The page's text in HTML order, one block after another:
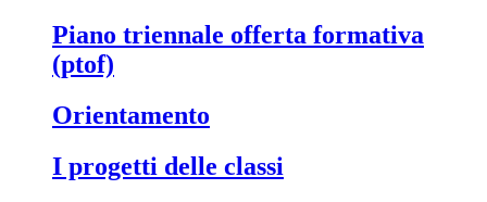
piano triennale offerta formativa
(ptof)
orientamento
i progetti delle classi